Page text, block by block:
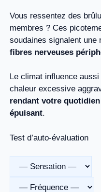
Vous ressentez des
membres ? Ces
soudaines signalent une
fibres nerveuses
Le climat influence
chaleur excessive
rendant votre
épuisant.
Test d’auto-évaluation